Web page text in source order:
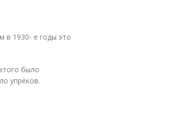
в 1930- е годы это
было
упрёков.